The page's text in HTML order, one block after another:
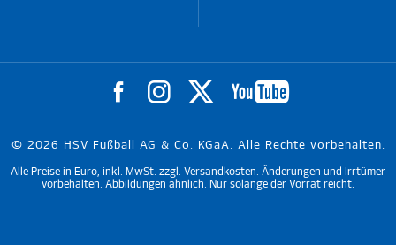
© 2026 HSV Fußball AG & Co. KGaA. Alle Rechte vorbehalten.
Alle Preise in Euro, inkl. MwSt. zzgl. Versandkosten. Änderungen und Irrtümer
vorbehalten. Abbildungen ähnlich. Nur solange der Vorrat reicht.